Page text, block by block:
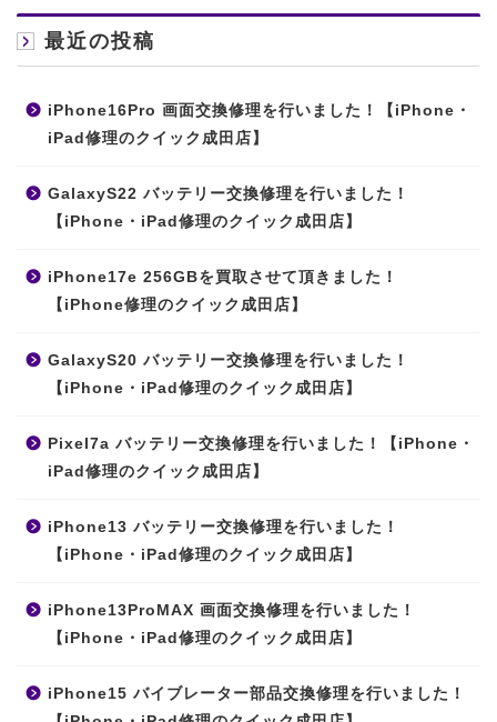
最近の投稿
iPhone16Pro 画面交換修理を行いました！【iPhone・
iPad修理のクイック成田店】
GalaxyS22 バッテリー交換修理を行いました！
【iPhone・iPad修理のクイック成田店】
iPhone17e 256GBを買取させて頂きました！
【iPhone修理のクイック成田店】
GalaxyS20 バッテリー交換修理を行いました！
【iPhone・iPad修理のクイック成田店】
Pixel7a バッテリー交換修理を行いました！【iPhone・
iPad修理のクイック成田店】
iPhone13 バッテリー交換修理を行いました！
【iPhone・iPad修理のクイック成田店】
iPhone13ProMAX 画面交換修理を行いました！
【iPhone・iPad修理のクイック成田店】
iPhone15 バイブレーター部品交換修理を行いました！